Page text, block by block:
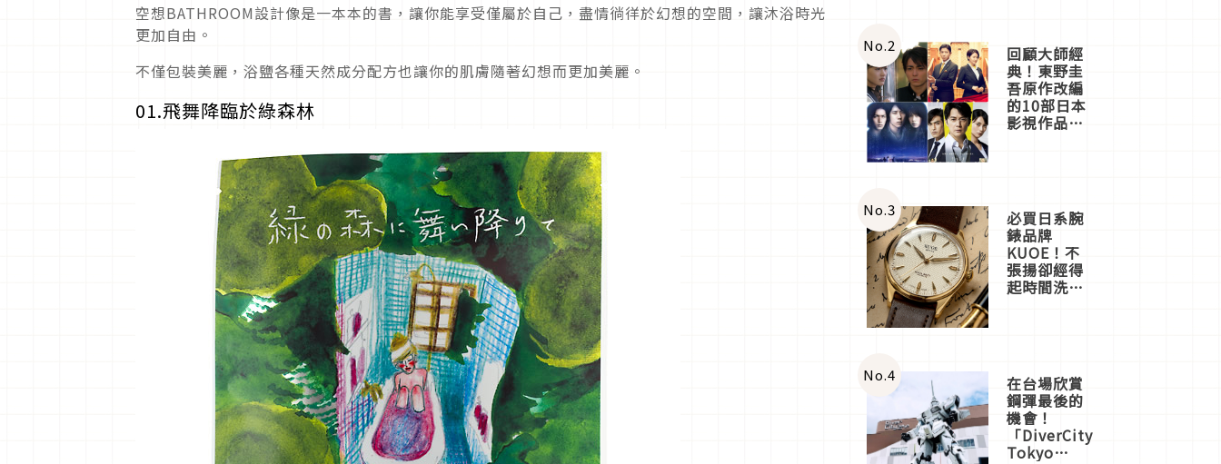
空想BATHROOM設計像是一本本的書，讓你能享受僅屬於自己，盡情徜徉於幻想的空間，讓沐浴時光
更加自由。
不僅包裝美麗，浴鹽各種天然成分配方也讓你的肌膚隨著幻想而更加美麗。
01.飛舞降臨於綠森林
店3分即達
No.2 回顧大師經
典！東野圭
吾原作改編
的10部日本
影視作品推
No.3 必買日系腕
錶品牌
KUOE！不
張揚卻經得
起時間洗鍊
No.4 在台場欣賞
鋼彈最後的
機會！
「DiverCity
Tokyo